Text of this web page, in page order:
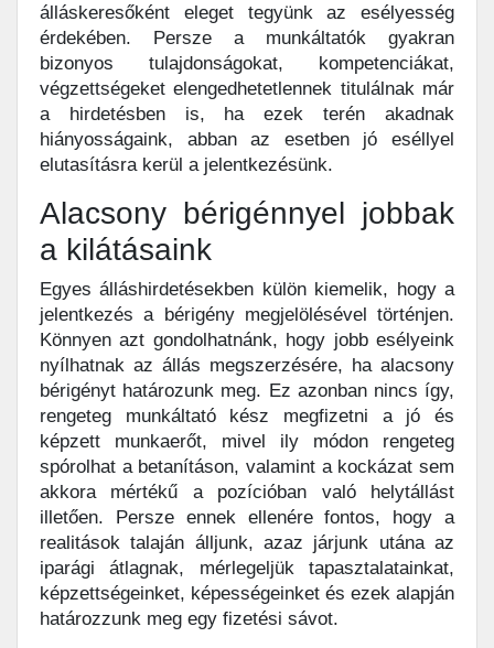
álláskeresőként eleget tegyünk az esélyesség
érdekében. Persze a munkáltatók gyakran
bizonyos tulajdonságokat, kompetenciákat,
végzettségeket elengedhetetlennek titulálnak már
a hirdetésben is, ha ezek terén akadnak
hiányosságaink, abban az esetben jó eséllyel
elutasításra kerül a jelentkezésünk.
Alacsony bérigénnyel jobbak
a kilátásaink
Egyes álláshirdetésekben külön kiemelik, hogy a
jelentkezés a bérigény megjelölésével történjen.
Könnyen azt gondolhatnánk, hogy jobb esélyeink
nyílhatnak az állás megszerzésére, ha alacsony
bérigényt határozunk meg. Ez azonban nincs így,
rengeteg munkáltató kész megfizetni a jó és
képzett munkaerőt, mivel ily módon rengeteg
spórolhat a betanításon, valamint a kockázat sem
akkora mértékű a pozícióban való helytállást
illetően. Persze ennek ellenére fontos, hogy a
realitások talaján álljunk, azaz járjunk utána az
iparági átlagnak, mérlegeljük tapasztalatainkat,
képzettségeinket, képességeinket és ezek alapján
határozzunk meg egy fizetési sávot.